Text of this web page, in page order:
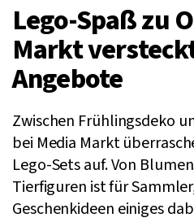
Lego-Spaß zu
Markt
Angebote
Zwischen Frühlingsdeko
bei Media Markt
Lego-Sets auf. Von
Tierfiguren ist für
Geschenkideen einiges